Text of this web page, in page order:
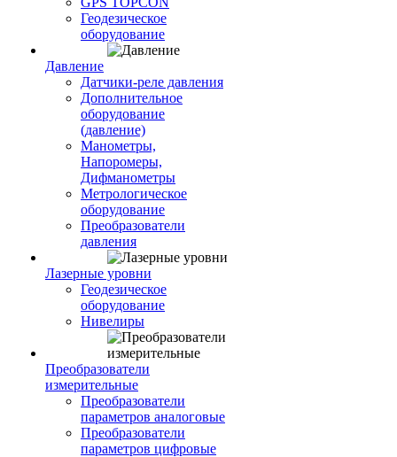
Геодезическое
оборудование
Давление
Датчики-реле давления
Дополнительное
оборудование
(давление)
Манометры,
Напоромеры,
Дифманометры
Метрологическое
оборудование
Преобразователи
давления
Лазерные уровни
Геодезическое
оборудование
Нивелиры
Преобразователи
измерительные
Преобразователи
параметров аналоговые
Преобразователи
параметров цифровые